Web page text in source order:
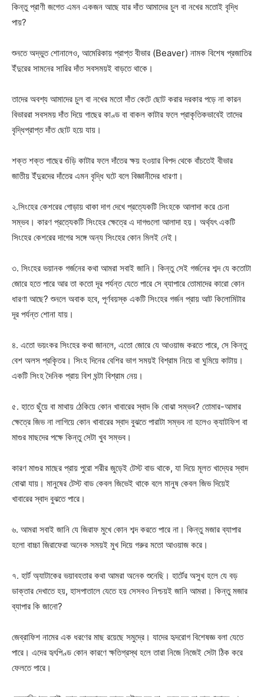
Champs21
কিন্তু প্রাণী জগেত এমন একজন আছে যার দাঁত আমাদের চুল বা নখের মতোই বৃদ্ধি
পায়?
শুনতে অদ্ভুত শোনালেও, আমেরিকায় প্রাপ্ত বীভার (Beaver) নামক বিশেষ প্রজাতির
ইঁদুরের সামনের সারির দাঁত সবসময়ই বাড়তে থাকে।
তাদের অবশ্য আমাদের চুল বা নখের মতো দাঁত কেটে ছোট করার দরকার পড়ে না কারন
বিভাররা সবসময় দাঁত দিয়ে গাছের কাণ্ড বা বাকল কাটার ফলে প্রাকৃতিকভাবেই তাদের
বৃদ্ধিপ্রাপ্ত দাঁত ছোট হয়ে যায়।
শক্ত শক্ত গাছের গুঁড়ি কাটার ফলে দাঁতের ক্ষয় হওয়ার বিপদ থেকে বাঁচতেই বীভার
জাতীয় ইঁদুরদের দাঁতের এমন বৃদ্ধি ঘটে বলে বিজ্ঞানীদের ধারণা।
২.সিংহের কেশরের গোড়ায় থাকা দাগ দেখে প্রত্যেকটি সিংহকে আলাদা করে চেনা
সম্ভব। কারণ প্রত্যেকটি সিংহের ক্ষেত্রে এ দাগগুলো আলাদা হয়। অর্থ্যৎ একটি
সিংহের কেশরের দাগের সঙ্গে অন্য সিংহের কোন মিলই নেই।
৩. সিংহের ভয়ানক গর্জনের কথা আমরা সবাই জানি। কিন্তু সেই গর্জনের শব্দ যে কতোটা
জোরে হতে পারে আর তা কতো দূর পর্যন্ত যেতে পারে সে ব্যাপারে তোমাদের কারো কোন
ধারণা আছে? শুনলে অবাক হবে, পূর্ণবয়স্ক একটি সিংহের গর্জন প্রায় আট কিলোমিটার
দূর পর্যন্ত শোনা যায়।
৪. এতো ভয়ংকর সিংহের কথা জানলে, এতো জোরে যে আওয়াজ করতে পারে, সে কিন্তু
বেশ অলস প্রকৃিতর। সিংহ দিনের বেশির ভাগ সময়ই বিশ্রাম নিয়ে বা ঘুমিয়ে কাটায়।
একটি সিংহ দৈনিক প্রায় বিশ ঘন্টা বিশ্রাম নেয়।
৫. হাতে ছুঁয়ে বা মাথায় ঠেকিয়ে কোন খাবারের স্বাদ কি বোঝা সম্ভব? তোমার-আমার
ক্ষেত্রে জিভ না লাগিয়ে কোন খাবারের স্বাদ বুঝতে পারাটা সম্ভব না হলেও ক্যাটফিশ বা
মাগুর মাছদের পক্ষে কিন্তু সেটা খুব সম্ভব।
কারণ মাগুর মাছের প্রায় পুরো শরীর জুড়েই টেস্ট বাড থাকে, যা দিয়ে মূলত খাদ্যের স্বাদ
বোঝা যায়। মানুষের টেস্ট বাড কেবল জিভেই থাকে বলে মানুষ কেবল জিভ দিয়েই
খাবারের স্বাদ বুঝতে পারে।
৬. আমরা সবাই জানি যে জিরাফ মুখে কোন শব্দ করতে পারে না। কিন্তু মজার ব্যাপার
হলো বাচ্চা জিরাফেরা অনেক সময়ই মুখ দিয়ে গরুর মতো আওয়াজ করে।
৭. হার্ট অ্যাটাকের ভয়াবহতার কথা আমরা অনেক শুনেছি। হার্টের অসুখ হলে যে বড়
ডাক্তার দেখাতে হয়, হাসপাতালে যেতে হয় সেসবও নিশ্চয়ই জানি আমরা। কিন্তু মজার
ব্যাপার কি জানো?
জেব্রাফিশ নামের এক ধরণের মাছ রয়েছে সমুদ্রে। যাদের হৃদরোগ বিশেষজ্ঞ বলা যেতে
পারে। এদের হৃৎপিণ্ড কোন কারণে ক্ষতিগ্রস্থ হলে তারা নিজে নিজেই সেটা ঠিক করে
ফেলতে পারে।